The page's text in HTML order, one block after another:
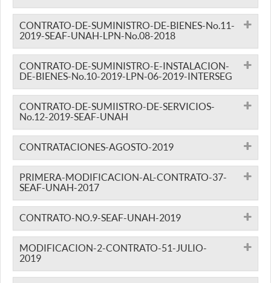
CONTRATO-DE-SUMINISTRO-DE-BIENES-No.11-
2019-SEAF-UNAH-LPN-No.08-2018
CONTRATO-DE-SUMINISTRO-E-INSTALACION-
DE-BIENES-No.10-2019-LPN-06-2019-INTERSEG
CONTRATO-DE-SUMIISTRO-DE-SERVICIOS-
No.12-2019-SEAF-UNAH
CONTRATACIONES-AGOSTO-2019
PRIMERA-MODIFICACION-AL-CONTRATO-37-
SEAF-UNAH-2017
CONTRATO-NO.9-SEAF-UNAH-2019
MODIFICACION-2-CONTRATO-51-JULIO-
2019